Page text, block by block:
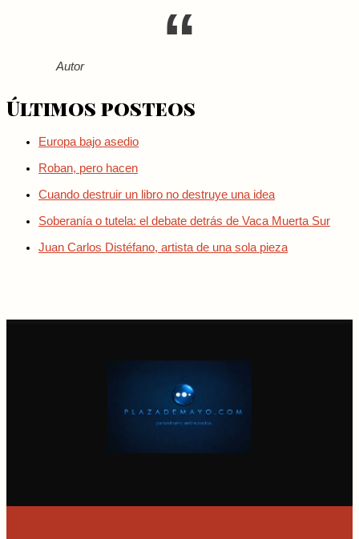
Autor
Últimos posteos
Europa bajo asedio
Roban, pero hacen
Cuando destruir un libro no destruye una idea
Soberanía o tutela: el debate detrás de Vaca Muerta Sur
Juan Carlos Distéfano, artista de una sola pieza